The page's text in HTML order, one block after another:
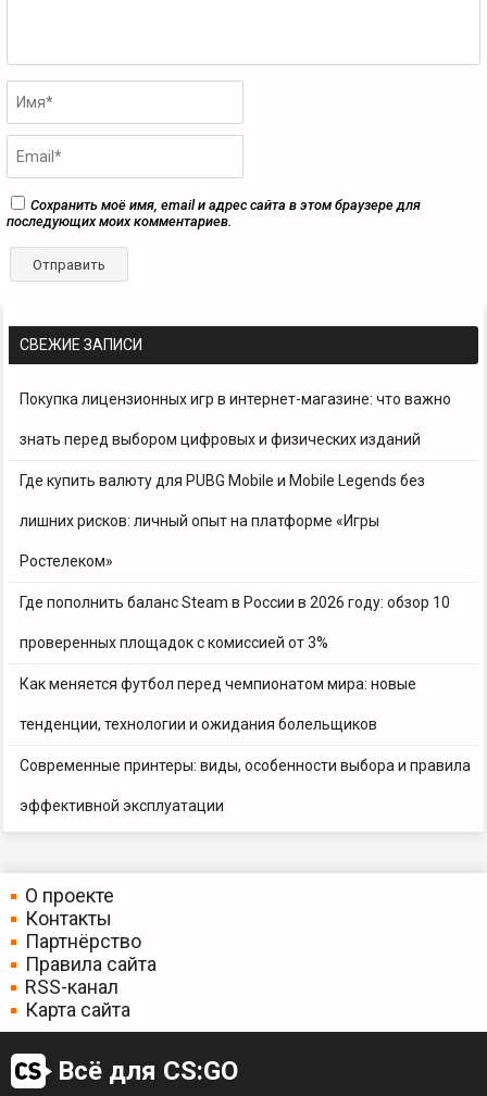
СВЕЖИЕ ЗАПИСИ
Покупка лицензионных игр в интернет-магазине: что важно
знать перед выбором цифровых и физических изданий
Где купить валюту для PUBG Mobile и Mobile Legends без
лишних рисков: личный опыт на платформе «Игры
Ростелеком»
Где пополнить баланс Steam в России в 2026 году: обзор 10
проверенных площадок с комиссией от 3%
Как меняется футбол перед чемпионатом мира: новые
тенденции, технологии и ожидания болельщиков
Современные принтеры: виды, особенности выбора и правила
эффективной эксплуатации
Сохранить моё имя, email и адрес сайта в этом браузере для
последующих моих комментариев.
О проекте
Контакты
Партнёрство
Правила сайта
RSS-канал
Карта сайта
Всё для CS:GO